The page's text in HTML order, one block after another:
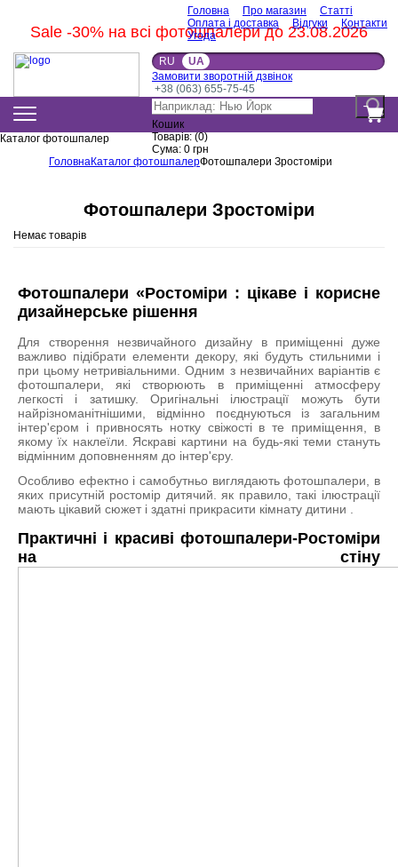
Sale -30% на всі фотошпалери до 23.08.2026
Головна Про магазин
Статті
Оплата і доставка
Відгуки
Контакти
Угода
RU
UA
Замовити зворотній дзвінок
+38 (063) 655-75-45
Кошик
Товарів: (0)
Сума: 0 грн
Каталог фотошпалер
ГоловнаКаталог фотошпалерФотошпалери Зростоміри
Фотошпалери Зростоміри
Немає товарів
Фотошпалери «Ростоміри : цікаве і корисне
дизайнерське рішення
Для створення незвичайного дизайну в приміщенні дуже
важливо підібрати елементи декору, які будуть стильними і
при цьому нетривіальними. Одним з незвичайних варіантів є
фотошпалери, які створюють в приміщенні атмосферу
легкості і затишку. Оригінальні ілюстрації можуть бути
найрізноманітнішими, відмінно поєднуються із загальним
інтер'єром і привносять нотку свіжості в те приміщення, в
якому їх наклеїли. Яскраві картини на будь-які теми стануть
відмінним доповненням до інтер'єру.
Особливо ефектно і самобутньо виглядають фотошпалери, в
яких присутній ростомір дитячий. як правило, такі ілюстрації
мають цікавий сюжет і здатні прикрасити кімнату дитини .
Практичні і красиві фотошпалери-Ростоміри
на стіну